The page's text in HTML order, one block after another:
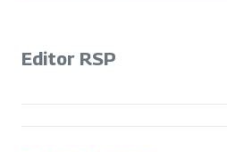
Editor RSP